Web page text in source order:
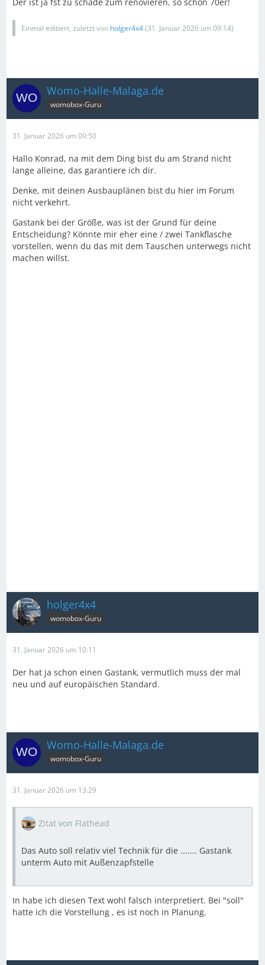
Einmal editiert, zuletzt von holger4x4(31. Januar 2026 um 09:14)
Womo-Halle-Malaga.de
womobox-Guru
31. Januar 2026 um 09:50
Hallo Konrad, na mit dem Ding bist du am Strand nicht
lange alleine, das garantiere ich dir.
Denke, mit deinen Ausbauplänen bist du hier im Forum
nicht verkehrt.
Gastank bei der Größe, was ist der Grund für deine
Entscheidung? Könnte mir eher eine / zwei Tankflasche
vorstellen, wenn du das mit dem Tauschen unterwegs nicht
machen willst.
holger4x4
womobox-Guru
31. Januar 2026 um 10:11
Der hat ja schon einen Gastank, vermutlich muss der mal
neu und auf europäischen Standard.
Womo-Halle-Malaga.de
womobox-Guru
31. Januar 2026 um 13:29
Zitat von Flathead
Das Auto soll relativ viel Technik für die ....... Gastank
unterm Auto mit Außenzapfstelle
In habe ich diesen Text wohl falsch interpretiert. Bei "soll"
hatte ich die Vorstellung , es ist noch in Planung.